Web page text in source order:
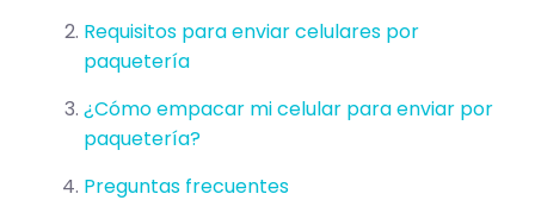
Requisitos para enviar celulares por
paquetería
¿Cómo empacar mi celular para enviar por
paquetería?
Preguntas frecuentes